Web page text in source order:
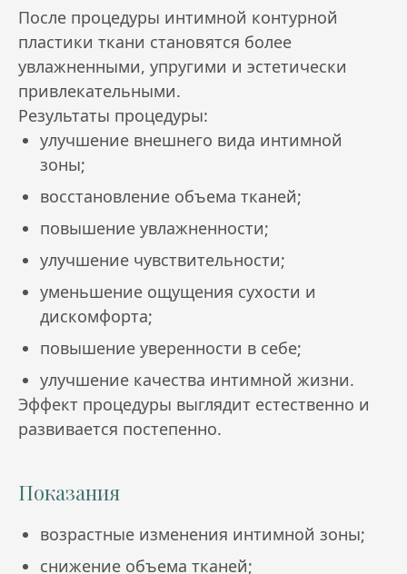
После процедуры интимной контурной
пластики ткани становятся более
увлажненными, упругими и эстетически
привлекательными.
Результаты процедуры:
улучшение внешнего вида интимной
зоны;
восстановление объема тканей;
повышение увлажненности;
улучшение чувствительности;
уменьшение ощущения сухости и
дискомфорта;
повышение уверенности в себе;
улучшение качества интимной жизни.
Эффект процедуры выглядит естественно и
развивается постепенно.
Показания
возрастные изменения интимной зоны;
снижение объема тканей;